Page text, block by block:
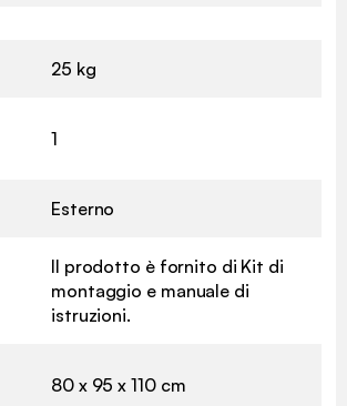
25 kg
1
Esterno
Il prodotto è fornito di Kit di
montaggio e manuale di
istruzioni.
80 x 95 x 110 cm